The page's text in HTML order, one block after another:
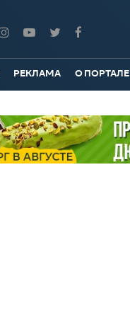
РЕКЛАМА О ПОРТАЛЕ